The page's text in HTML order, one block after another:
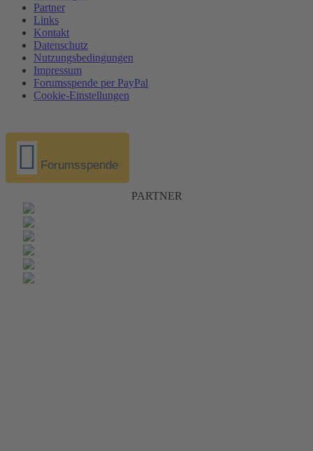
Partner
Links
Kontakt
Datenschutz
Nutzungsbedingungen
Impressum
Forumsspende per PayPal
Cookie-Einstellungen
Forumsspende
PARTNER